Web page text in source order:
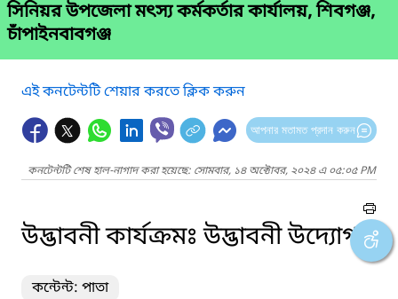
সিনিয়র উপজেলা মৎস্য কর্মকর্তার কার্যালয়, শিবগঞ্জ,
চাঁপাইনবাবগঞ্জ
এই কনটেন্টটি শেয়ার করতে ক্লিক করুন
আপনার মতামত প্রদান করুন
কনটেন্টটি শেষ হাল-নাগাদ করা হয়েছে: সোমবার, ১৪ অক্টোবর, ২০২৪ এ ০৫:০৫ PM
উদ্ভাবনী কার্যক্রমঃ উদ্ভাবনী উদ্যোগ
কন্টেন্ট: পাতা